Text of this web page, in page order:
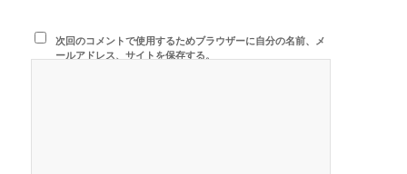
次回のコメントで使用するためブラウザーに自分の名前、メ
ールアドレス、サイトを保存する。